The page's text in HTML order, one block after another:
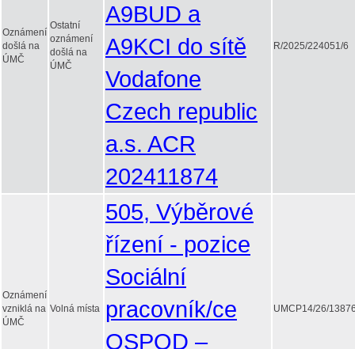
Oznámení
došlá na
ÚMČ
Ostatní
oznámení
došlá na
ÚMČ
A9BUD a
A9KCI do sítě
Vodafone
Czech republic
a.s. ACR
202411874
R/2025/224051/6
Oznámení
vzniklá na
ÚMČ
Volná místa
505, Výběrové
řízení - pozice
Sociální
pracovník/ce
OSPOD –
UMCP14/26/